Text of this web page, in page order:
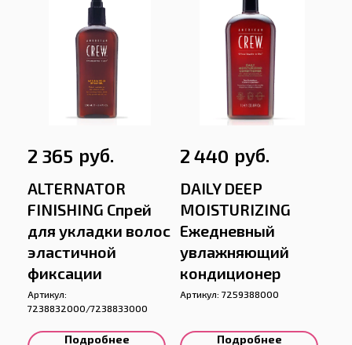
2 365 руб.
ALTERNATOR
FINISHING Спрей
для укладки волос
эластичной
фиксации
Артикул:
7238832000/7238833000
Подробнее
2 440 руб.
DAILY DEEP
MOISTURIZING
Ежедневный
увлажняющий
кондиционер
Артикул: 7259388000
Подробнее